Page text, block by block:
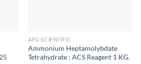
AFG SCIENTIFIC
Ammonium Heptamolybdate
Tetrahydrate ; ACS Reagent 1 KG.